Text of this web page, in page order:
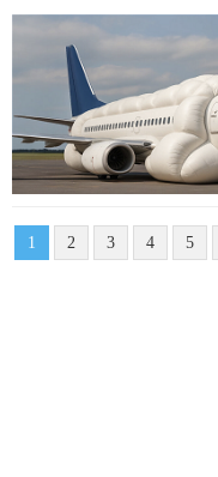
1 2 3 4 5